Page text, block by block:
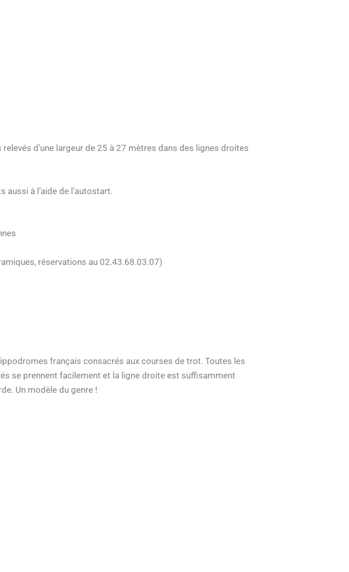
d’une largeur de 25 à 27 mètres dans des lignes droites
à l’aide de l’autostart.
réservations au 02.43.68.03.07)
français consacrés aux courses de trot. Toutes les
se prennent facilement et la ligne droite est suffisamment
Un modèle du genre !